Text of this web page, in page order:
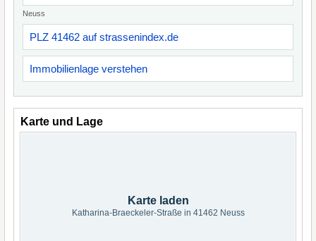
Neuss
PLZ 41462 auf strassenindex.de
Immobilienlage verstehen
Karte und Lage
Karte laden
Katharina-Braeckeler-Straße in 41462 Neuss